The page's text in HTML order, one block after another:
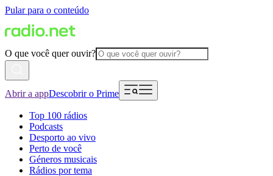
Pular para o conteúdo
O que você quer ouvir?
Abrir a appDescobrir o Prime
Top 100 rádios
Podcasts
Desporto ao vivo
Perto de você
Géneros musicais
Rádios por tema